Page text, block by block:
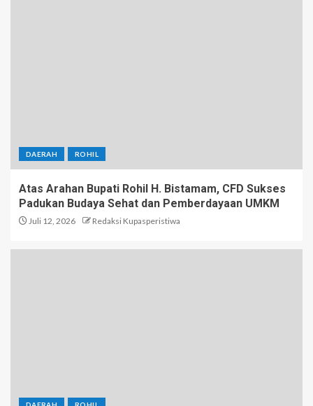
DAERAH ROHIL
Atas Arahan Bupati Rohil H. Bistamam, CFD Sukses
Padukan Budaya Sehat dan Pemberdayaan UMKM
Juli 12, 2026 Redaksi Kupasperistiwa